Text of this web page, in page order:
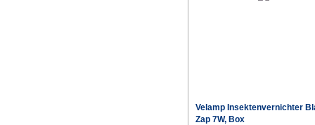
Velamp Insektenvernichter
Zap 7W, Box